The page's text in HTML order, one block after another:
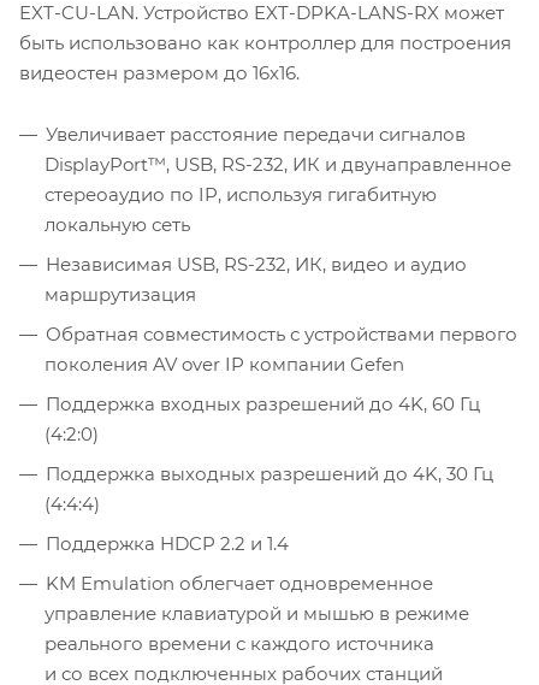
EXT-CU-LAN. Устройство EXT-DPKA-LANS-RX может
быть использовано как контроллер для построения
видеостен размером до 16х16.
Увеличивает расстояние передачи сигналов
DisplayPort™, USB, RS-232, ИК и двунаправленное
стереоаудио по IP, используя гигабитную
локальную сеть
Независимая USB, RS-232, ИК, видео и аудио
маршрутизация
Обратная совместимость с устройствами первого
поколения AV over IP компании Gefen
Поддержка входных разрешений до 4K, 60 Гц
(4:2:0)
Поддержка выходных разрешений до 4K, 30 Гц
(4:4:4)
Поддержка HDCP 2.2 и 1.4
KM Emulation облегчает одновременное
управление клавиатурой и мышью в режиме
реального времени с каждого источника
и со всех подключенных рабочих станций